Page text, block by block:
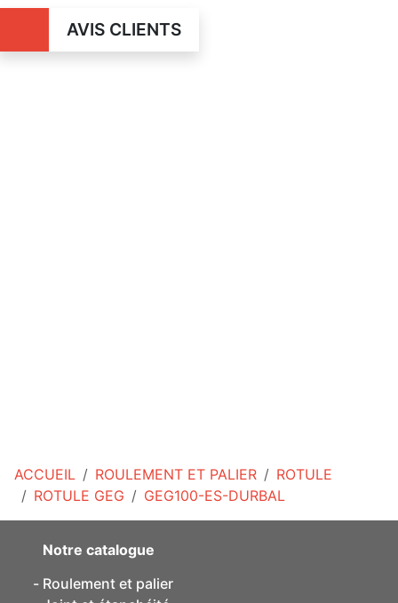
ACCUEIL ROULEMENT ET PALIER
ROTULE
ROTULE GEG
GEG100-ES-DURBAL
AVIS CLIENTS
Notre catalogue
Roulement et palier